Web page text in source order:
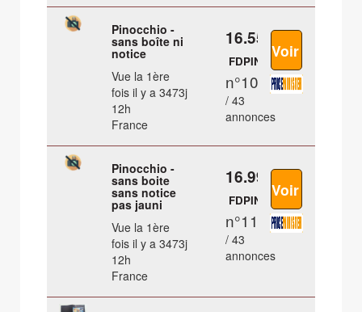
Pinocchio -
sans boîte ni
notice
Vue la 1ère
fois il y a 3473j
12h
France
16.55 €
FDPIN
n°10
/ 43
annonces
Pinocchio -
sans boite
sans notice
pas jauni
Vue la 1ère
fois il y a 3473j
12h
France
16.99 €
FDPIN
n°11
/ 43
annonces